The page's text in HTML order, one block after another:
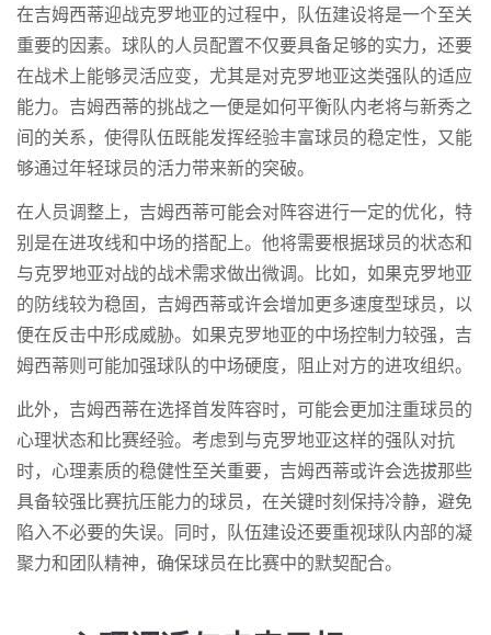
在吉姆西蒂迎战克罗地亚的过程中，队伍建设将是一个至关
重要的因素。球队的人员配置不仅要具备足够的实力，还要
在战术上能够灵活应变，尤其是对克罗地亚这类强队的适应
能力。吉姆西蒂的挑战之一便是如何平衡队内老将与新秀之
间的关系，使得队伍既能发挥经验丰富球员的稳定性，又能
够通过年轻球员的活力带来新的突破。
在人员调整上，吉姆西蒂可能会对阵容进行一定的优化，特
别是在进攻线和中场的搭配上。他将需要根据球员的状态和
与克罗地亚对战的战术需求做出微调。比如，如果克罗地亚
的防线较为稳固，吉姆西蒂或许会增加更多速度型球员，以
便在反击中形成威胁。如果克罗地亚的中场控制力较强，吉
姆西蒂则可能加强球队的中场硬度，阻止对方的进攻组织。
此外，吉姆西蒂在选择首发阵容时，可能会更加注重球员的
心理状态和比赛经验。考虑到与克罗地亚这样的强队对抗
时，心理素质的稳健性至关重要，吉姆西蒂或许会选拔那些
具备较强比赛抗压能力的球员，在关键时刻保持冷静，避免
陷入不必要的失误。同时，队伍建设还要重视球队内部的凝
聚力和团队精神，确保球员在比赛中的默契配合。